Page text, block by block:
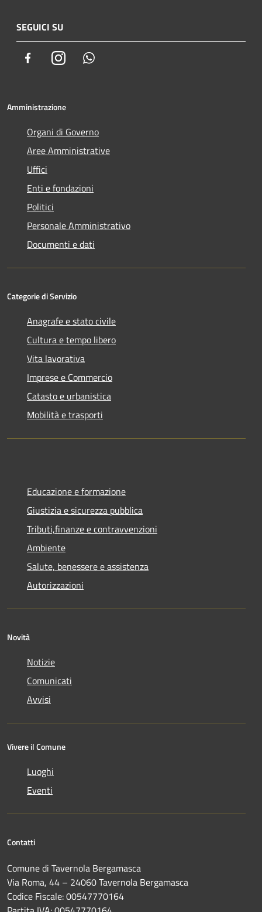
SEGUICI SU
FacebookInstagram
Amministrazione
Organi di Governo
Aree Amministrative
Uffici
Enti e fondazioni
Politici
Personale Amministrativo
Documenti e dati
Categorie di Servizio
Anagrafe e stato civile
Cultura e tempo libero
Vita lavorativa
Imprese e Commercio
Catasto e urbanistica
Mobilità e trasporti
Educazione e formazione
Giustizia e sicurezza pubblica
Tributi,finanze e contravvenzioni
Ambiente
Salute, benessere e assistenza
Autorizzazioni
Novità
Notizie
Comunicati
Avvisi
Vivere il Comune
Luoghi
Eventi
Contatti
Comune di Tavernola Bergamasca
Via Roma, 44 – 24060 Tavernola Bergamasca
Codice Fiscale: 00547770164